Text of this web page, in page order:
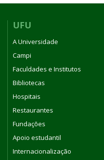
UFU
A Universidade
Campi
Faculdades e Institutos
Bibliotecas
Hospitais
Restaurantes
Fundações
Apoio estudantil
Internacionalização